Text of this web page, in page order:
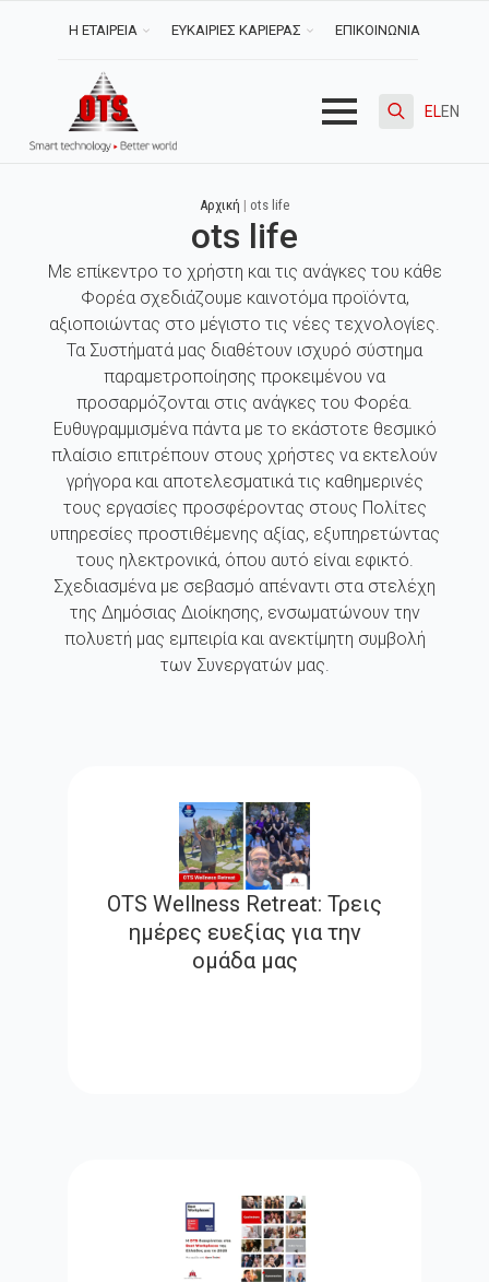
Η ΕΤΑΙΡΕΙΑ ΕΥΚΑΙΡΙΕΣ ΚΑΡΙΕΡΑΣ ΕΠΙΚΟΙΝΩΝΙΑ
ELEN
Αρχική | ots life
ots life
Με επίκεντρο το χρήστη και τις ανάγκες του κάθε
Φορέα σχεδιάζουμε καινοτόμα προϊόντα,
αξιοποιώντας στο μέγιστο τις νέες τεχνολογίες.
Τα Συστήματά μας διαθέτουν ισχυρό σύστημα
παραμετροποίησης προκειμένου να
προσαρμόζονται στις ανάγκες του Φορέα.
Ευθυγραμμισμένα πάντα με το εκάστοτε θεσμικό
πλαίσιο επιτρέπουν στους χρήστες να εκτελούν
γρήγορα και αποτελεσματικά τις καθημερινές
τους εργασίες προσφέροντας στους Πολίτες
υπηρεσίες προστιθέμενης αξίας, εξυπηρετώντας
τους ηλεκτρονικά, όπου αυτό είναι εφικτό.
Σχεδιασμένα με σεβασμό απέναντι στα στελέχη
της Δημόσιας Διοίκησης, ενσωματώνουν την
πολυετή μας εμπειρία και ανεκτίμητη συμβολή
των Συνεργατών μας.
OTS Wellness Retreat: Τρεις
ημέρες ευεξίας για την
ομάδα μας